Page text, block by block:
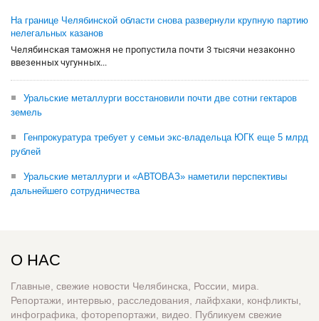
На границе Челябинской области снова развернули крупную партию
нелегальных казанов
Челябинская таможня не пропустила почти 3 тысячи незаконно
ввезенных чугунных...
Уральские металлурги восстановили почти две сотни гектаров
земель
Генпрокуратура требует у семьи экс-владельца ЮГК еще 5 млрд
рублей
Уральские металлурги и «АВТОВАЗ» наметили перспективы
дальнейшего сотрудничества
О НАС
Главные, свежие новости Челябинска, России, мира.
Репортажи, интервью, расследования, лайфхаки, конфликты,
инфографика, фоторепортажи, видео. Публикуем свежие